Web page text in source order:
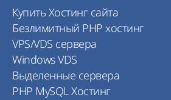
Купить Хостинг сайта
Безлимитный PHP хостинг
VPS/VDS сервера
Windows VDS
Выделенные сервера
PHP MySQL Хостинг